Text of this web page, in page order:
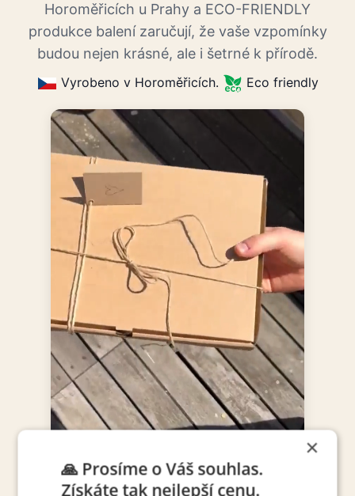
Horoměřicích u Prahy a ECO-FRIENDLY
produkce balení zaručují, že vaše vzpomínky
budou nejen krásné, ale i šetrné k přírodě.
Vyrobeno v Horoměřicích. Eco friendly
×
🙏 Prosíme o Váš souhlas.
Získáte tak nejlepší cenu.